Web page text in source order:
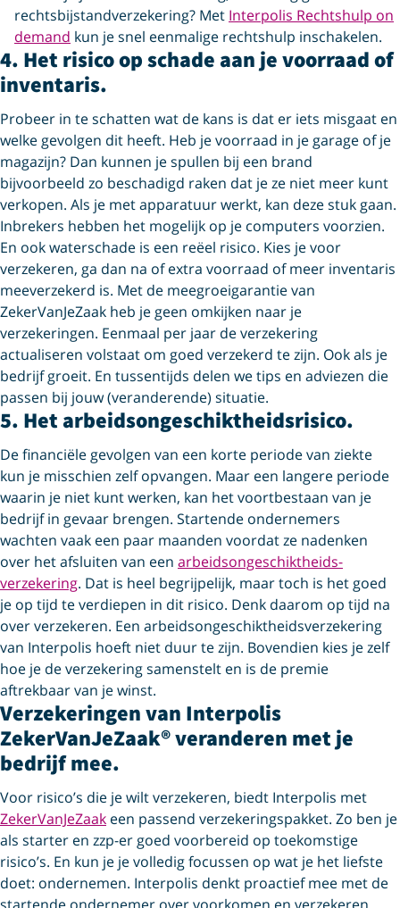
rechtsbijstandverzekering? Met Interpolis Rechtshulp on
demand kun je snel eenmalige rechtshulp inschakelen.
4. Het risico op schade aan je voorraad of
inventaris.
Probeer in te schatten wat de kans is dat er iets misgaat en
welke gevolgen dit heeft. Heb je voorraad in je garage of je
magazijn? Dan kunnen je spullen bij een brand
bijvoorbeeld zo beschadigd raken dat je ze niet meer kunt
verkopen. Als je met apparatuur werkt, kan deze stuk gaan.
Inbrekers hebben het mogelijk op je computers voorzien.
En ook waterschade is een reëel risico. Kies je voor
verzekeren, ga dan na of extra voorraad of meer inventaris
meeverzekerd is. Met de meegroeigarantie van
ZekerVanJeZaak heb je geen omkijken naar je
verzekeringen. Eenmaal per jaar de verzekering
actualiseren volstaat om goed verzekerd te zijn. Ook als je
bedrijf groeit. En tussentijds delen we tips en adviezen die
passen bij jouw (veranderende) situatie.
5. Het arbeidsongeschiktheids­risico.
De financiële gevolgen van een korte periode van ziekte
kun je misschien zelf opvangen. Maar een langere periode
waarin je niet kunt werken, kan het voortbestaan van je
bedrijf in gevaar brengen. Startende ondernemers
wachten vaak een paar maanden voordat ze nadenken
over het afsluiten van een arbeids­ongeschiktheids­
verzekering. Dat is heel begrijpelijk, maar toch is het goed
je op tijd te verdiepen in dit risico. Denk daarom op tijd na
over verzekeren. Een arbeids­ongeschiktheids­verzekering
van Interpolis hoeft niet duur te zijn. Bovendien kies je zelf
hoe je de verzekering samenstelt en is de premie
aftrekbaar van je winst.
Verzekeringen van Interpolis
ZekerVanJeZaak® veranderen met je
bedrijf mee.
Voor risico’s die je wilt verzekeren, biedt Interpolis met
ZekerVanJeZaak een passend verzekeringspakket. Zo ben je
als starter en zzp-er goed voorbereid op toekomstige
risico’s. En kun je je volledig focussen op wat je het liefste
doet: ondernemen. Interpolis denkt proactief mee met de